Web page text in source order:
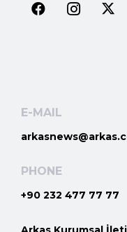
E-MAIL
PHONE
+90 232 477 77 77